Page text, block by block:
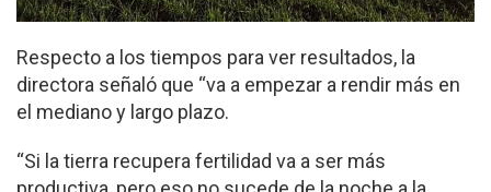
Respecto a los tiempos para ver resultados, la
directora señaló que “va a empezar a rendir más en
el mediano y largo plazo.
“Si la tierra recupera fertilidad va a ser más